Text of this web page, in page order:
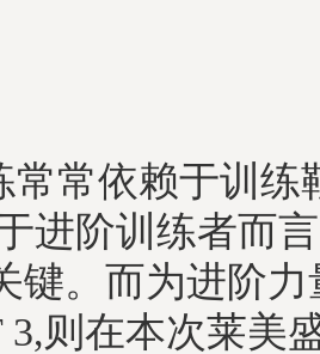
常常依赖于训练
进阶训练者而
键。而为进阶
3,则在本次莱美